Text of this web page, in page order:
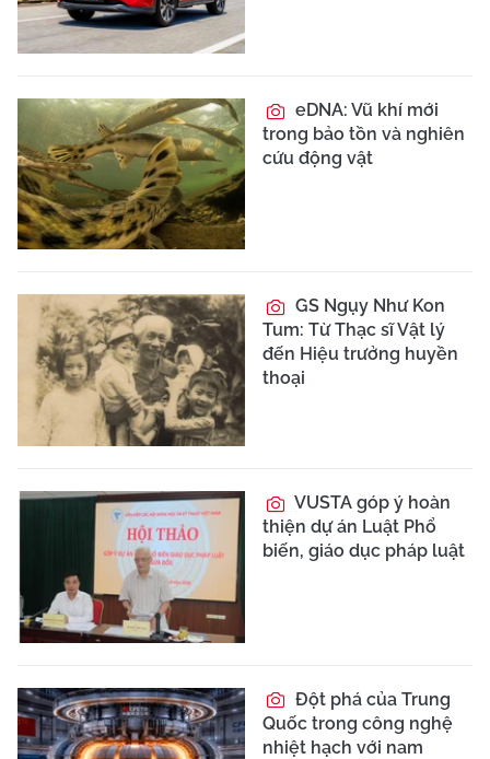
eDNA: Vũ khí mới
trong bảo tồn và nghiên
cứu động vật
GS Ngụy Như Kon
Tum: Từ Thạc sĩ Vật lý
đến Hiệu trưởng huyền
thoại
VUSTA góp ý hoàn
thiện dự án Luật Phổ
biến, giáo dục pháp luật
Đột phá của Trung
Quốc trong công nghệ
nhiệt hạch với nam